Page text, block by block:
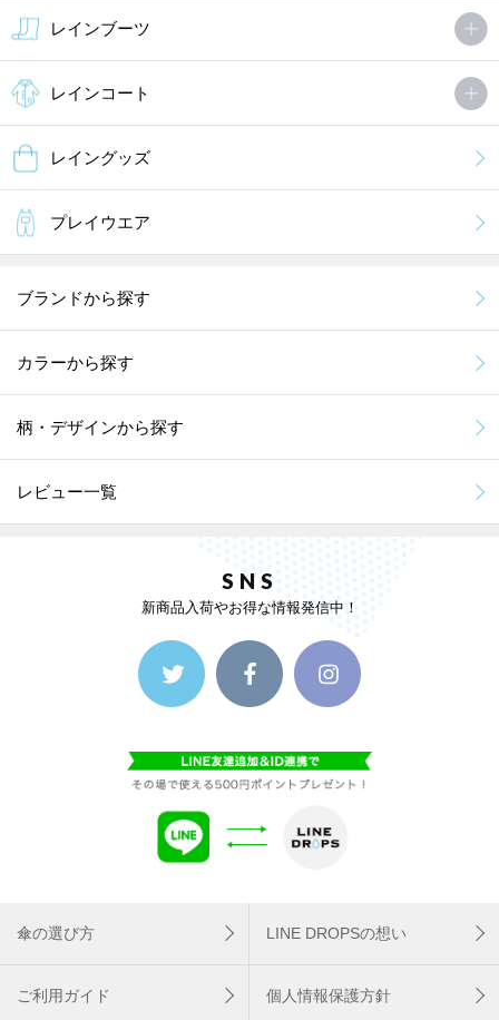
レインブーツ
レインコート
レイングッズ
プレイウエア
ブランドから探す
カラーから探す
柄・デザインから探す
レビュー一覧
SNS
新商品入荷やお得な情報発信中！
傘の選び方 LINE DROPSの想い
ご利用ガイド 個人情報保護方針